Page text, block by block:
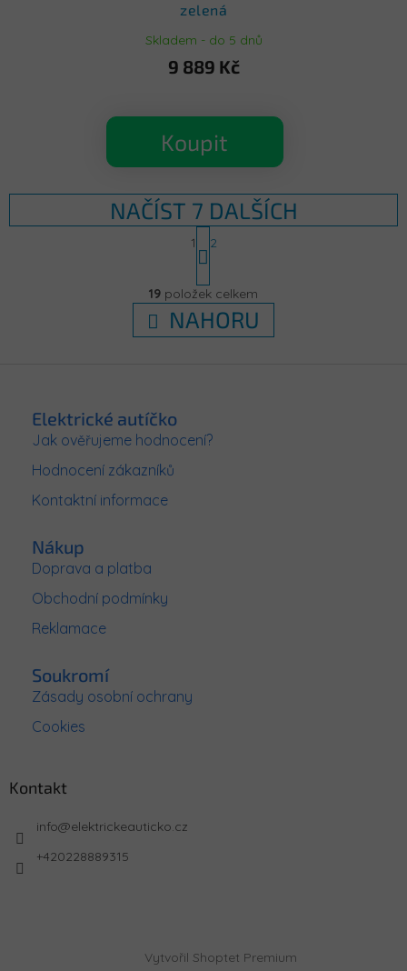
zelená
Skladem - do 5 dnů
9 889 Kč
Koupit
v
l
á
d
v
NAČÍST 7 DALŠÍCH
t
r
n
k
o
v
1 2
19 položek celkem
NAHORU
Elektrické autíčko
Jak ověřujeme hodnocení?
Hodnocení zákazníků
Kontaktní informace
Nákup
Doprava a platba
Obchodní podmínky
Reklamace
Soukromí
Zásady osobní ochrany
Cookies
Kontakt
info@elektrickeauticko.cz
+420228889315
Vytvořil Shoptet Premium